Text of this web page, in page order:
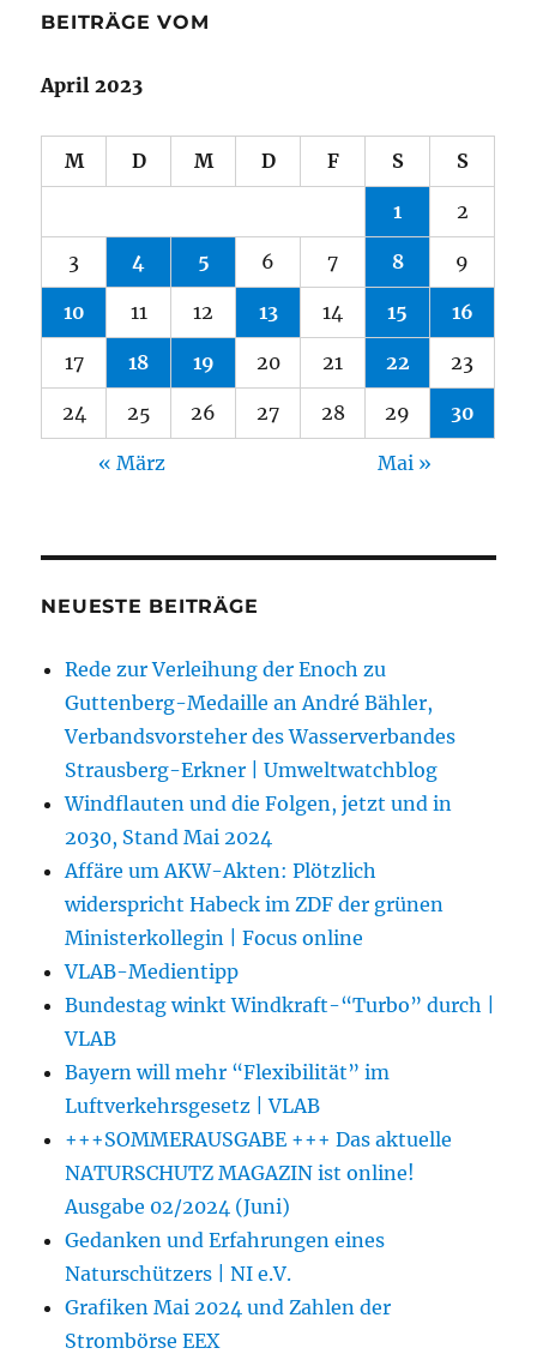
BEITRÄGE VOM
April 2023
M D M D F S S
1 2
3 4 5 6 7 8 9
10 11 12 13 14 15 16
17 18 19 20 21 22 23
24 25 26 27 28 29 30
« März Mai »
NEUESTE BEITRÄGE
Rede zur Verleihung der Enoch zu
Guttenberg-Medaille an André Bähler,
Verbandsvorsteher des Wasserverbandes
Strausberg-Erkner | Umweltwatchblog
Windflauten und die Folgen, jetzt und in
2030, Stand Mai 2024
Affäre um AKW-Akten: Plötzlich
widerspricht Habeck im ZDF der grünen
Ministerkollegin | Focus online
VLAB-Medientipp
Bundestag winkt Windkraft-“Turbo” durch |
VLAB
Bayern will mehr “Flexibilität” im
Luftverkehrsgesetz | VLAB
+++SOMMERAUSGABE +++ Das aktuelle
NATURSCHUTZ MAGAZIN ist online!
Ausgabe 02/2024 (Juni)
Gedanken und Erfahrungen eines
Naturschützers | NI e.V.
Grafiken Mai 2024 und Zahlen der
Strombörse EEX